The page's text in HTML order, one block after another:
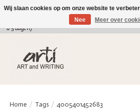
verkoop@arti-artandwriting.be/ +32 (0)471 41 82 41 /
a 5 dagen)
Home / Tags / 4005401452683
Wij slaan cookies op om onze website te
Nee
Meer over